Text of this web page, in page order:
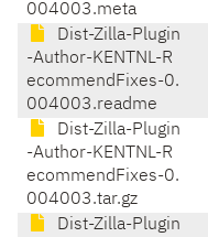
004003.meta
Dist-Zilla-Plugin
-Author-KENTNL-R
ecommendFixes-0.
004003.readme
Dist-Zilla-Plugin
-Author-KENTNL-R
ecommendFixes-0.
004003.tar.gz
Dist-Zilla-Plugin